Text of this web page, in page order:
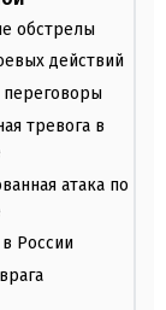
обстрелы
действий
тревога в
атака по
России